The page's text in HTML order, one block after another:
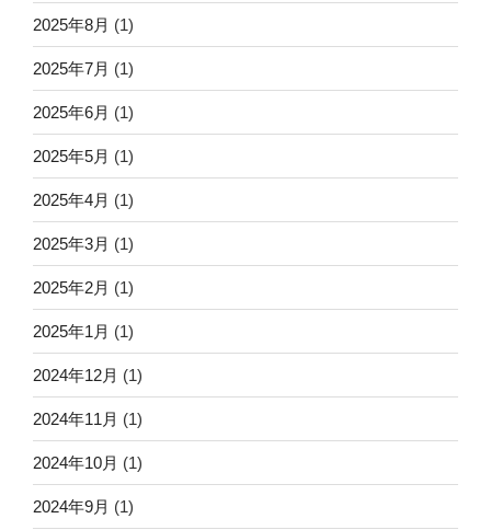
2025年8月 (1)
2025年7月 (1)
2025年6月 (1)
2025年5月 (1)
2025年4月 (1)
2025年3月 (1)
2025年2月 (1)
2025年1月 (1)
2024年12月 (1)
2024年11月 (1)
2024年10月 (1)
2024年9月 (1)